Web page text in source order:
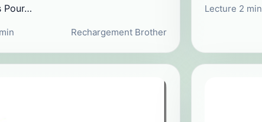
Pour…
Rechargement Brother
Lecture 2 min